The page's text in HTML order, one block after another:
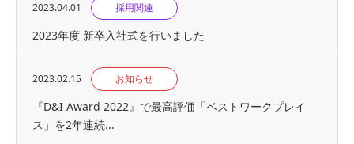
2023.04.01 採用関連
2023年度 新卒入社式を行いました
2023.02.15 お知らせ
『D&I Award 2022』で最高評価「ベストワークプレイ
ス」を2年連続...